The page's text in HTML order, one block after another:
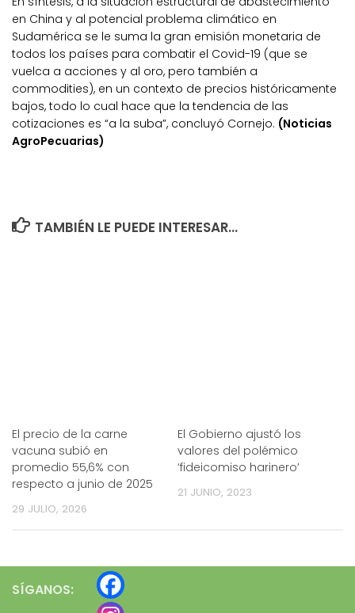
en China y al potencial problema climático en
Sudamérica se le suma la gran emisión monetaria de
todos los países para combatir el Covid-19 (que se
vuelca a acciones y al oro, pero también a
commodities), en un contexto de precios históricamente
bajos, todo lo cual hace que la tendencia de las
cotizaciones es “a la suba”, concluyó Cornejo. (Noticias
AgroPecuarias)
TAMBIÉN LE PUEDE INTERESAR...
El precio de la carne
vacuna subió en
promedio 55,6% con
respecto a junio de 2025
29 JULIO, 2026
El Gobierno ajustó los
valores del polémico
‘fideicomiso harinero’
21 JUNIO, 2023
SÍGANOS: